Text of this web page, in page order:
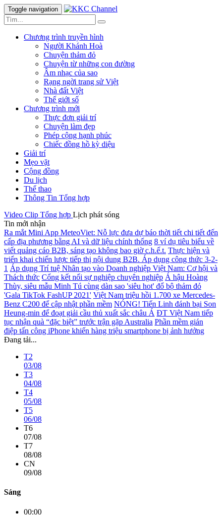
Toggle navigation
Chương trình truyền hình
Người Khánh Hoà
Chuyện thảm đỏ
Chuyện từ những con đường
Âm nhạc của sao
Rạng ngời trang sử Việt
Nhà đất Việt
Thế giới số
Chương trình mới
Thực đơn giải trí
Chuyện làm đẹp
Phép cộng hạnh phúc
Chiếc đồng hồ kỳ diệu
Giải trí
Mẹo vặt
Cộng đồng
Du lịch
Thể thao
Thông Tin Tổng hợp
Video Clip Tổng hợp Lịch phát sóng
Tin mới nhận
Ra mắt Mini App MeteoViet: Nỗ lực đưa dự báo thời tiết chi tiết đến
cấp địa phương bằng AI và dữ liệu chính thống 8 ví dụ tiêu biểu về
viết quảng cáo B2B, sáng tạo không bao giờ c.h.ế.t. Thực hiện và
triển khai chiến lược tiếp thị nội dung B2B. Áp dụng công thức 3-2-
1 Áp dụng Trí tuệ Nhân tạo vào Doanh nghiệp Việt Nam: Cơ hội và
Thách thức Cổng kết nối sự nghiệp chuyên nghiệp Á hậu Hoàng
Thùy, siêu mẫu Minh Tú cùng dàn sao 'siêu hot' đổ bộ thảm đỏ
'Gala TikTok FashUP 2021' Việt Nam triệu hồi 1.700 xe Mercedes-
Benz C200 để cập nhật phần mềm NÓNG! Tiến Linh đánh bại Son
Heung-min để đoạt giải cầu thủ xuất sắc châu Á ĐT Việt Nam tiếp
tục nhận quà “đặc biệt” trước trận gặp Australia Phần mềm gián
điệp tấn công iPhone khiến hàng triệu smartphone bị ảnh hưởng
Đang tải...
T2
03/08
T3
04/08
T4
05/08
T5
06/08
T6
07/08
T7
08/08
CN
09/08
Sáng
00:00